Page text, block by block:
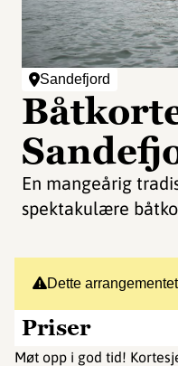
Sandefjord
En mangeårig
spektakulære
Dette
Priser
Møt opp i god tid!